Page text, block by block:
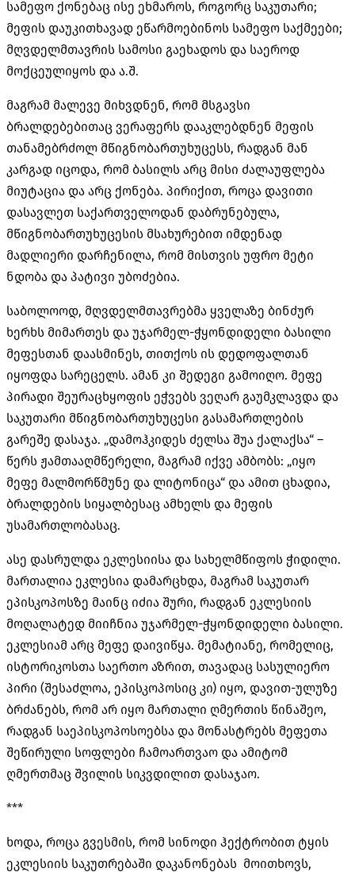
სამეფო ქონებაც ისე ეხმაროს, როგორც საკუთარი;
მეფის დაუკითხავად ეწარმოებინოს სამეფო საქმეები;
მღვდელმთავრის სამოსი გაეხადოს და საეროდ
მოქცეულიყოს და ა.შ.
მაგრამ მალევე მიხვდნენ, რომ მსგავსი
ბრალდებებითაც ვერაფერს დააკლებდნენ მეფის
თანამებრძოლ მწიგნობართუხუცესს, რადგან მან
კარგად იცოდა, რომ ბასილს არც მისი ძალაუფლება
მიუტაცია და არც ქონება. პირიქით, როცა დავითი
დასავლეთ საქართველოდან დაბრუნებულა,
მწიგნობართუხუცესის მსახურებით იმდენად
მადლიერი დარჩენილა, რომ მისთვის უფრო მეტი
ნდობა და პატივი უბოძებია.
საბოლოოდ, მღვდელმთავრებმა ყველაზე ბინძურ
ხერხს მიმართეს და უჯარმელ-ჭყონდიდელი ბასილი
მეფესთან დაასმინეს, თითქოს ის დედოფალთან
იყოფდა სარეცელს. ამან კი შედეგი გამოიღო. მეფე
პირადი შეურაცხყოფის ეჭვებს ვეღარ გაუმკლავდა და
საკუთარი მწიგნობართუხუცესი გასამართლების
გარეშე დასაჯა. „დამოჰკიდეს ძელსა შუა ქალაქსა“ –
წერს ჟამთააღმწერელი, მაგრამ იქვე ამბობს: „იყო
მეფე მალმორწმუნე და ლიტონიცა“ და ამით ცხადია,
ბრალდების სიყალბესაც ამხელს და მეფის
უსამართლობასაც.
ასე დასრულდა ეკლესიისა და სახელმწიფოს ჭიდილი.
მართალია ეკლესია დამარცხდა, მაგრამ საკუთარ
ეპისკოპოსზე მაინც იძია შური, რადგან ეკლესიის
მოღალატედ მიიჩნია უჯარმელ-ჭყონდიდელი ბასილი.
ეკლესიამ არც მეფე დაივიწყა. მემატიანე, რომელიც,
ისტორიკოსთა საერთო აზრით, თავადაც სასულიერო
პირი (შესაძლოა, ეპისკოპოსიც კი) იყო, დავით-ულუზე
ბრძანებს, რომ არ იყო მართალი ღმერთის წინაშეო,
რადგან საეპისკოპოსოებსა და მონასტრებს მეფეთა
შეწირული სოფლები ჩამოართვაო და ამიტომ
ღმერთმაც შვილის სიკვდილით დასაჯაო.
***
ხოდა, როცა გვესმის, რომ სინოდი ჰექტრობით ტყის
ეკლესიის საკუთრებაში დაკანონებას მოითხოვს,